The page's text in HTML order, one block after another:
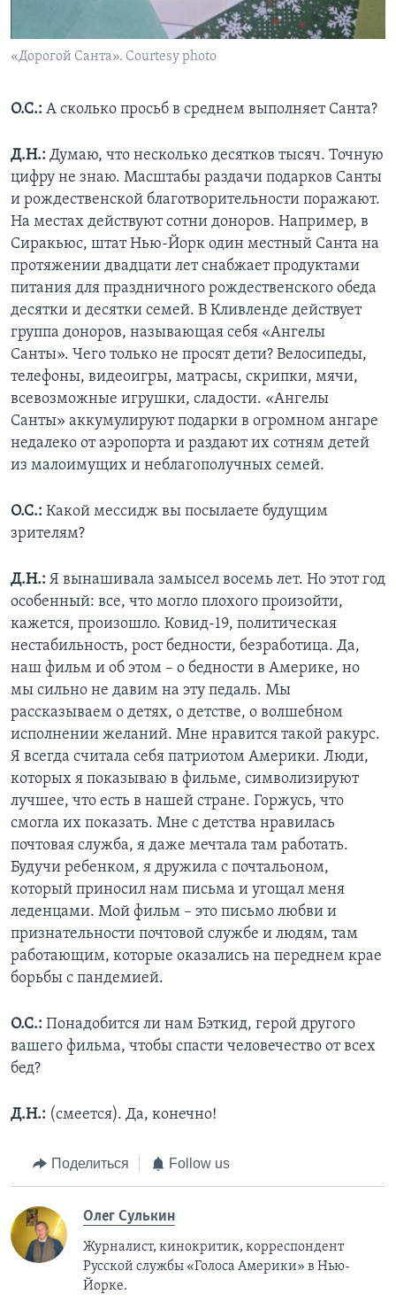
«Дорогой Санта». Courtesy photo
О.С.: А сколько просьб в среднем выполняет Санта?
Д.Н.: Думаю, что несколько десятков тысяч. Точную
цифру не знаю. Масштабы раздачи подарков Санты
и рождественской благотворительности поражают.
На местах действуют сотни доноров. Например, в
Сиракьюс, штат Нью-Йорк один местный Санта на
протяжении двадцати лет снабжает продуктами
питания для праздничного рождественского обеда
десятки и десятки семей. В Кливленде действует
группа доноров, называющая себя «Ангелы
Санты». Чего только не просят дети? Велосипеды,
телефоны, видеоигры, матрасы, скрипки, мячи,
всевозможные игрушки, сладости. «Ангелы
Санты» аккумулируют подарки в огромном ангаре
недалеко от аэропорта и раздают их сотням детей
из малоимущих и неблагополучных семей.
О.С.: Какой мессидж вы посылаете будущим
зрителям?
Д.Н.: Я вынашивала замысел восемь лет. Но этот год
особенный: все, что могло плохого произойти,
кажется, произошло. Ковид-19, политическая
нестабильность, рост бедности, безработица. Да,
наш фильм и об этом – о бедности в Америке, но
мы сильно не давим на эту педаль. Мы
рассказываем о детях, о детстве, о волшебном
исполнении желаний. Мне нравится такой ракурс.
Я всегда считала себя патриотом Америки. Люди,
которых я показываю в фильме, символизируют
лучшее, что есть в нашей стране. Горжусь, что
смогла их показать. Мне с детства нравилась
почтовая служба, я даже мечтала там работать.
Будучи ребенком, я дружила с почтальоном,
который приносил нам письма и угощал меня
леденцами. Мой фильм – это письмо любви и
признательности почтовой службе и людям, там
работающим, которые оказались на переднем крае
борьбы с пандемией.
О.С.: Понадобится ли нам Бэткид, герой другого
вашего фильма, чтобы спасти человечество от всех
бед?
Д.Н.: (смеется). Да, конечно!
Поделиться Follow us
Олег Сулькин
Журналист, кинокритик, корреспондент
Русской службы «Голоса Америки» в Нью-
Йорке.